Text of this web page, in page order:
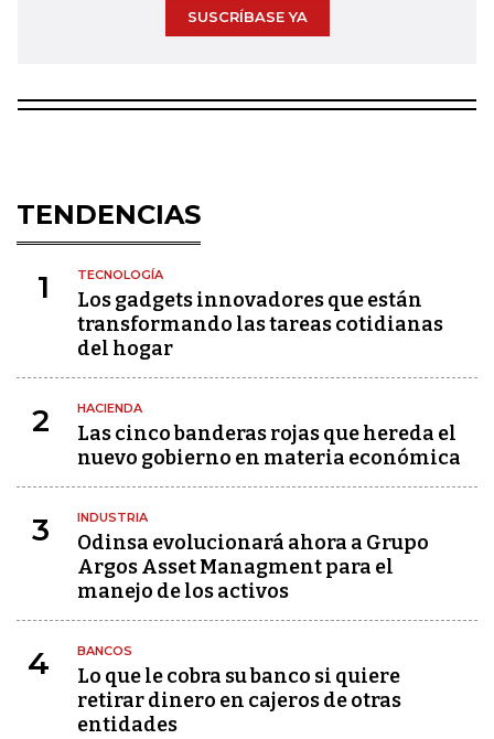
SUSCRÍBASE YA
TENDENCIAS
1 TECNOLOGÍA
Los gadgets innovadores que están
transformando las tareas cotidianas
del hogar
2 HACIENDA
Las cinco banderas rojas que hereda el
nuevo gobierno en materia económica
3 INDUSTRIA
Odinsa evolucionará ahora a Grupo
Argos Asset Managment para el
manejo de los activos
4 BANCOS
Lo que le cobra su banco si quiere
retirar dinero en cajeros de otras
entidades